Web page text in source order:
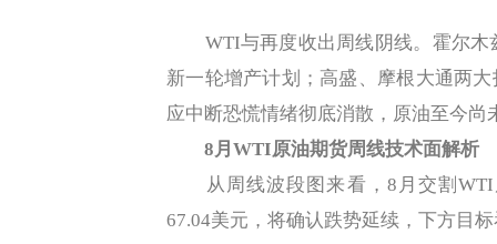
WTI与再度收出周线阴线。霍尔木
新一轮增产计划；高盛、摩根大通两
应中断恐慌情绪彻底消散，原油至今尚
8月WTI原油期货周线技术面解析
从周线波段图来看，8月交割WTI
67.04美元，将确认跌势延续，下方目